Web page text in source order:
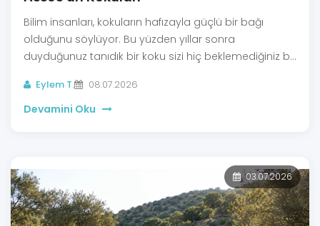
Bilim insanları, kokuların hafızayla güçlü bir bağı
olduğunu söylüyor. Bu yüzden yıllar sonra
duyduğunuz tanıdık bir koku sizi hiç beklemediğiniz bir
Eylem T. 08.07.2026
Devamini Oku
03.07.2026